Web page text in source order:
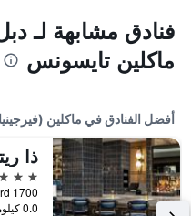
فنادق مشابهة لـ
ماكلين تايسونس
أفضل الفنادق في ماكلين
5 نجوم
0.0 كيلومتر عن وسط المدينة